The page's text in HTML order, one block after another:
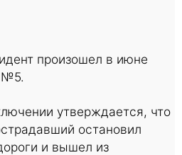
произошел в июне
№5.
утверждается, что
остановил
и вышел из